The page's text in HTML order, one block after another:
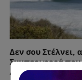
Δεν σου Στέλνει,
Συμπεριφορά που
Ανθρώπους